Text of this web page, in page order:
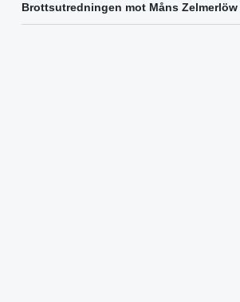
Brottsutredningen mot Måns